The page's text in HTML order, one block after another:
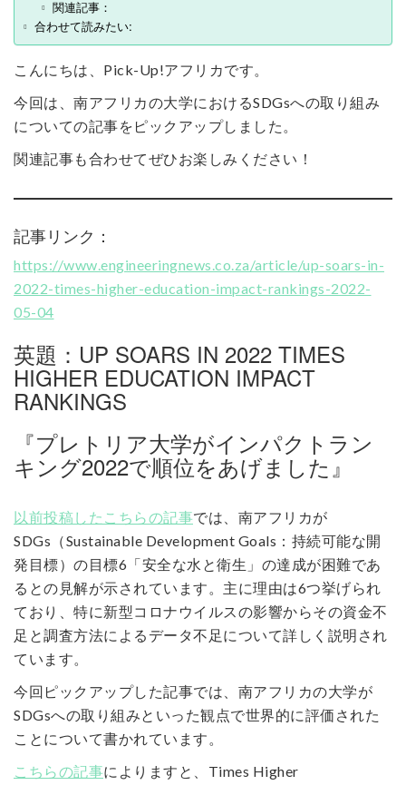
関連記事：
合わせて読みたい:
こんにちは、Pick-Up!アフリカです。
今回は、南アフリカの大学におけるSDGsへの取り組み
についての記事をピックアップしました。
関連記事も合わせてぜひお楽しみください！
記事リンク：
https://www.engineeringnews.co.za/article/up-soars-in-
2022-times-higher-education-impact-rankings-2022-
05-04
英題：UP SOARS IN 2022 TIMES
HIGHER EDUCATION IMPACT
RANKINGS
『プレトリア大学がインパクトラン
キング2022で順位をあげました』
以前投稿したこちらの記事では、南アフリカが
SDGs（Sustainable Development Goals：持続可能な開
発目標）の目標6「安全な水と衛生」の達成が困難であ
るとの見解が示されています。主に理由は6つ挙げられ
ており、特に新型コロナウイルスの影響からその資金不
足と調査方法によるデータ不足について詳しく説明され
ています。
今回ピックアップした記事では、南アフリカの大学が
SDGsへの取り組みといった観点で世界的に評価された
ことについて書かれています。
こちらの記事によりますと、Times Higher